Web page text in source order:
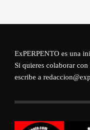
ExPERPENTO es una
Si quieres colaborar
escribe a